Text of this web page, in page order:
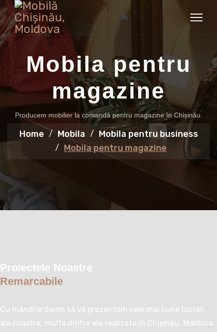
Mobila pentru
magazine
Producem mobilier la comandă pentru magazine în Chișinău.
Home Mobila
Mobila pentru business
Mobila pentru magazine
Proiectele Noastre
Remarcabile
Cu mândrie dorim să vă prezentăm cele mai bune lucrări
ale noastre, multe dintre ele realizate în Chișinău, Moldova.